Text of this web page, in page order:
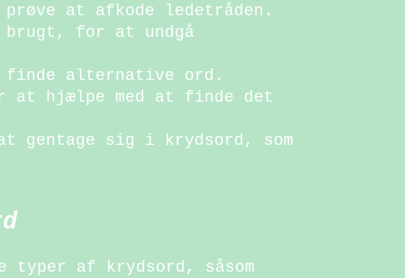
at afkode ledetråden.
brugt, for at undgå
finde alternative ord.
at hjælpe med at finde det
gentage sig i krydsord, som
typer af krydsord, såsom